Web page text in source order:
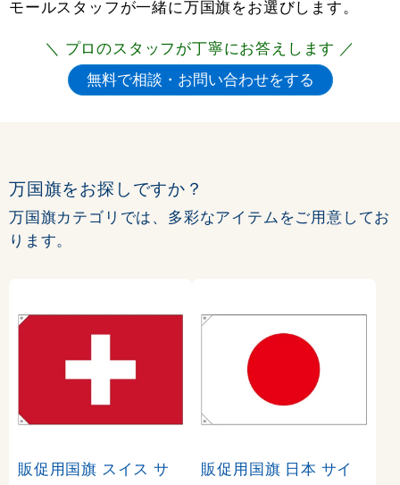
モールスタッフが一緒に万国旗をお選びします。
＼ プロのスタッフが丁寧にお答えします ／
万国旗をお探しですか？
万国旗カテゴリでは、多彩なアイテムをご用意してお
ります。
販促用国旗 スイス サ
販促用国旗 日本 サイ